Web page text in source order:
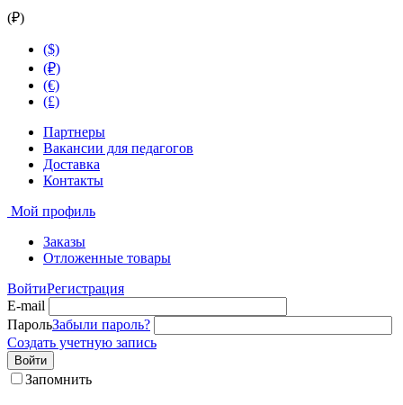
(₽)
($)
(₽)
(€)
(£)
Партнеры
Вакансии для педагогов
Доставка
Контакты
Мой профиль
Заказы
Отложенные товары
ВойтиРегистрация
E-mail
ПарольЗабыли пароль?
Создать учетную запись
Войти
Запомнить